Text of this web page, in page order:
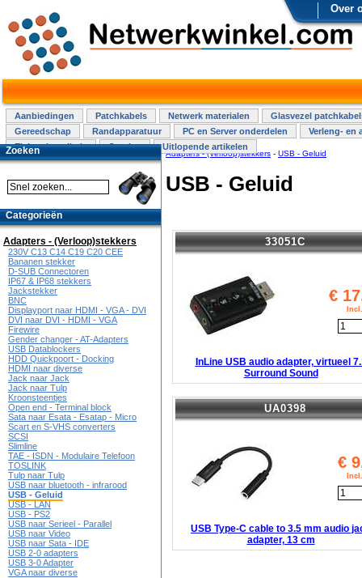
Over
Aanbiedingen Patchkabels Netwerk materialen
Glasvezel
Gereedschap
Randapparatuur PC en Server onderdelen
Verleng- en
Elektra installatie
Overige Uitlopende artikelen
Adapters - (Verloop)stekkers - USB - Geluid
USB - Geluid
33051C
€
InLine USB audio adapter, virtueel
Surround Sound
UA0398
€
USB Type-C cable to 3.5 mm audio
adapter, 13 cm
Zoeken
Categorieën
Adapters - (Verloop)stekkers
230V C13 C14 C19 C20 CEE
Bananen stekker
D-SUB Connectoren
IP67 & IP68 stekkers
Jackstekker
BNC
Displayport naar HDMI - VGA - DVI
DVI naar DVI - HDMI - VGA
Firewire
Gender changer - AT-Adapters
USB Datablockers
HDD Quickpoort - Docking
HDMI naar diverse
Jack naar Jack
Jack naar Tulp
Kroonsteentjes
Open end - Terminal block
Sata naar Esata - Esatap - Micro
Scart en S-VHS converters
SCSI
Slimline
TAE - ISDN - Modulaire Telefoon
TOSLINK
Tulp naar Tulp
USB naar bluetooth - infrarood
USB - Geluid
USB - LAN
USB - PS2
USB naar Serieel - Parallel
USB naar Video
USB naar Sata - IDE
USB 2-0 adapters
USB 3-0 Adapter
VGA naar diverse